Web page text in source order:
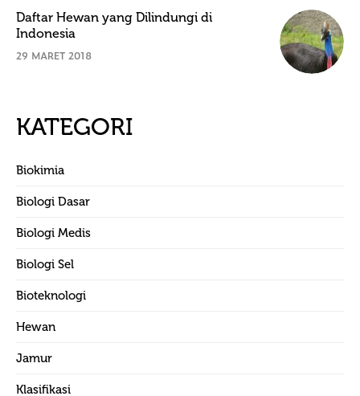
Daftar Hewan yang Dilindungi di
Indonesia
29 MARET 2018
KATEGORI
Biokimia
Biologi Dasar
Biologi Medis
Biologi Sel
Bioteknologi
Hewan
Jamur
Klasifikasi